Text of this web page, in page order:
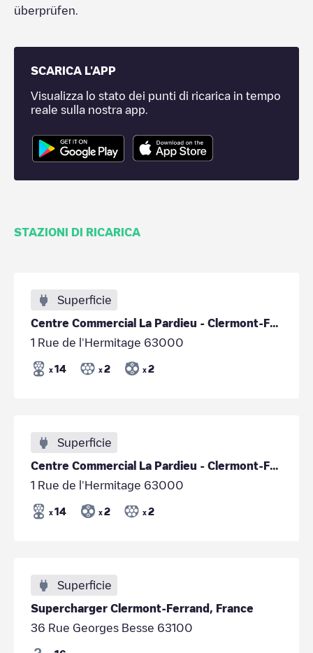
überprüfen.
SCARICA L'APP
Visualizza lo stato dei punti di ricarica in tempo
reale sulla nostra app.
STAZIONI DI RICARICA
Superficie
Centre Commercial La Pardieu - Clermont-Ferrand
1 Rue de l'Hermitage 63000
x 14 x 2 x 2
Superficie
Centre Commercial La Pardieu - Clermont-Ferrand
1 Rue de l'Hermitage 63000
x 14 x 2 x 2
Superficie
Supercharger Clermont-Ferrand, France
36 Rue Georges Besse 63100